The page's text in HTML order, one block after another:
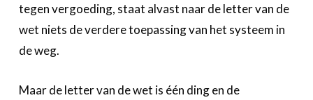
tegen vergoeding, staat alvast naar de letter van de
wet niets de verdere toepassing van het systeem in
de weg.
Maar de letter van de wet is één ding en de